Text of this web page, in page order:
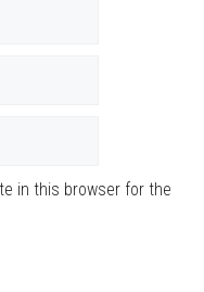
in this browser for the